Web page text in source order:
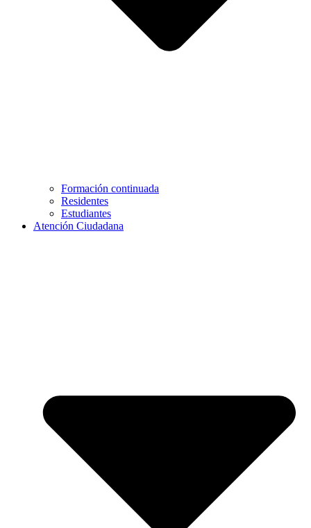
Formación continuada
Residentes
Estudiantes
Atención Ciudadana